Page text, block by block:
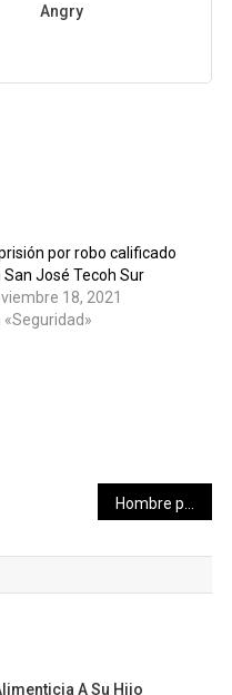
Angry
por robo calificado
San José Tecoh Sur
18, 2021
«Seguridad»
A Su Hijo